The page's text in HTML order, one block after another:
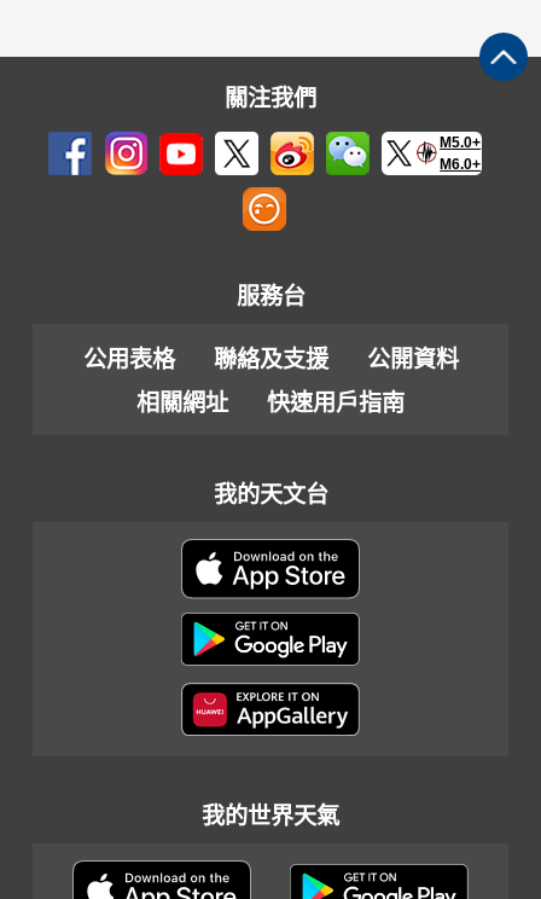
關注我們
M5.0+
M6.0+
服務台
公用表格 聯絡及支援
公開資料
相關網址
快速用戶指南
我的天文台
我的世界天氣